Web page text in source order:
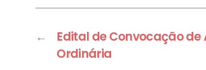
←
Edital de Convocação de
Ordinária